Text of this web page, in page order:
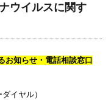
ウイルスに関す
お知らせ・電話相談窓口
イヤル）